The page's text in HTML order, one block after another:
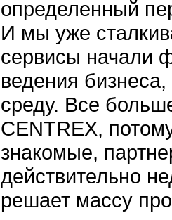
определенный
И мы уже
сервисы начали
ведения
среду. Все
CENTREX,
знакомые,
действительно
решает массу